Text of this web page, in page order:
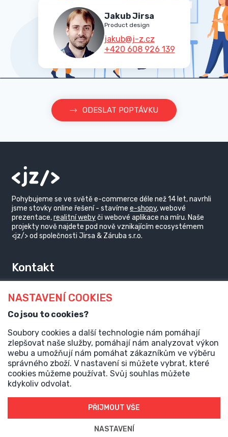
Jakub Jirsa
Product design
jakub@j-z.cz
+420 608 926 139
ODESLAT POPTÁVKU
Pohybujeme se ve světě e-commerce déle než 14 let, navrhli
jsme stovky online řešení - stavíme e-shopy, webové
prezentace,realitní webyči webové aplikace na míru. Naše
projekty nově najdete pod nově vznikajícím ecosystémem
<jz/> od společnosti Jirsa & Záruba s.r.o.
Kontakt
jakub@j-z.cz
Provozovatel
Jirsa & Záruba s.r.o.
Husinecká 903/10, Žižkov,
130 00 Praha 3
IČ: 05348633
NASTAVENÍ COOKIES
Co jsou to cookies?
Soubory cookies a další technologie nám pomáhají
zlepšovat naše služby, pomáhají nám analyzovat výkon
webu a umožňují nám pomáhat zákazníkům ve výběru
správného zboží. V nastavení si můžete vybrat, které
cookies můžeme používat. Svůj souhlas můžete
kdykoliv odvolat.
NASTAVENÍ
PŘIJMOUT VŠE